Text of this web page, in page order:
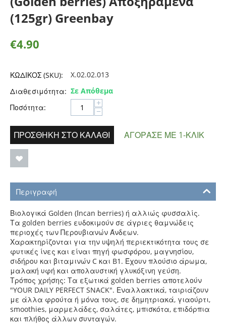
(125gr) Greenbay
€4.90
ΚΩΔΙΚΟΣ (SKU):
X.02.02.013
Διαθεσιμότητα: Σε Απόθεμα
Ποσότητα:
+
−
ΠΡΟΣΘΉΚΗ ΣΤΟ ΚΑΛΆΘΙ ΑΓΌΡΑΣΕ ΜΕ 1-ΚΛΙΚ
Περιγραφή
Βιολογικά Golden (Ιncan berries) ή αλλιώς φυσσαλίς.
Τα golden berries ευδοκιμούν σε άγριες θαμνώδεις
περιοχές των Περουβιανών Άνδεων.
Χαρακτηρίζονται για την υψηλή περιεκτικότητα τους σε
φυτικές ίνες και είναι πηγή φωσφόρου, μαγνησίου,
σιδήρου και βιταμινών C και B1. Έχουν πλούσιο άρωμα,
μαλακή υφή και απολαυστική γλυκόξινη γεύση.
Τρόπος χρήσης: Τα εξωτικά golden berries αποτελούν
"YOUR DAILY PERFECT SNACK". Εναλλακτικά, ταιριάζουν
με άλλα φρούτα ή μόνα τους, σε δημητριακά, γιαούρτι,
smoothies, μαρμελάδες, σαλάτες, μπισκότα, επιδόρπια
και πλήθος άλλων συνταγών.